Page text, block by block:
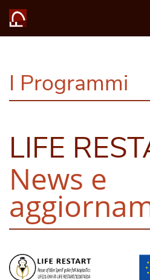
I Programmi
LIFE
News e